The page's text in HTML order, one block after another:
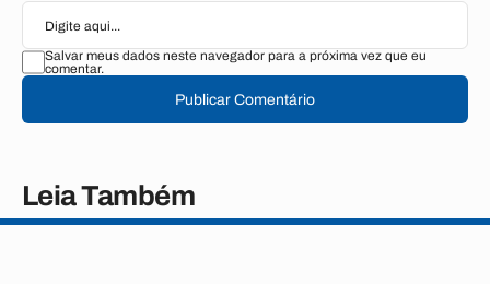
Salvar meus dados neste navegador para a próxima vez que eu
comentar.
Publicar Comentário
Leia Também